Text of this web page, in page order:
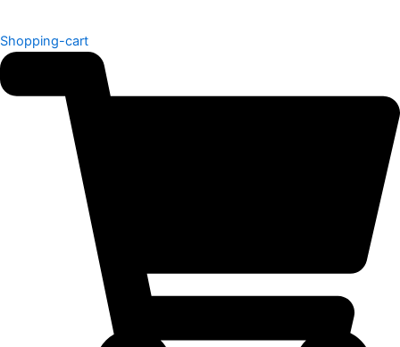
Shopping-cart